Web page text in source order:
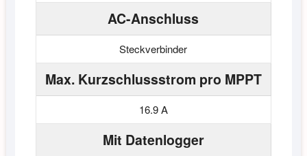
AC-Anschluss
Steckverbinder
Max. Kurzschlussstrom pro MPPT
16.9 A
Mit Datenlogger